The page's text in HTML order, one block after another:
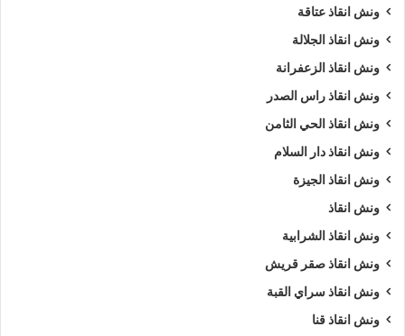
ونش انقاذ عتاقة
ونش انقاذ الجلالة
ونش انقاذ الزعفرانة
ونش انقاذ راس الصدر
ونش انقاذ الحي الثامن
ونش انقاذ دار السلام
ونش انقاذ الجيزة
ونش انقاذ
ونش انقاذ الشرابية
ونش انقاذ صقر قريش
ونش انقاذ سراي القبة
ونش انقاذ قنا